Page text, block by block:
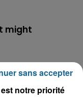
might
notre priorité
sans accepter